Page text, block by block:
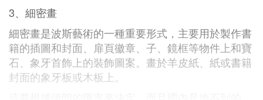
3、細密畫
細密畫是波斯藝術的一種重要形式，主要用於製作書
籍的插圖和封面、扉頁徽章、子、鏡框等物件上和寶
石、象牙首飾上的裝飾圖案。畫於羊皮紙、紙或書籍
封面的象牙板或木板上。